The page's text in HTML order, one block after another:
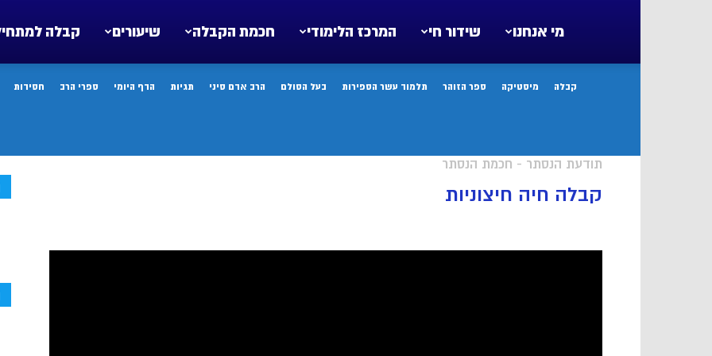
קבלה שיעורים חכמת הקבלה המרכז הלימודי שידור חי מי אנחנו
קבלה מיסטיקה ספר הזוהר תלמוד עשר הספירות בעל הסולם הרב אדם סיני תגיות הדף היומי ספרי הרב חסידות
תודעת הנסתר - חכמת הנסתר
קבלה חיה חיצוניות